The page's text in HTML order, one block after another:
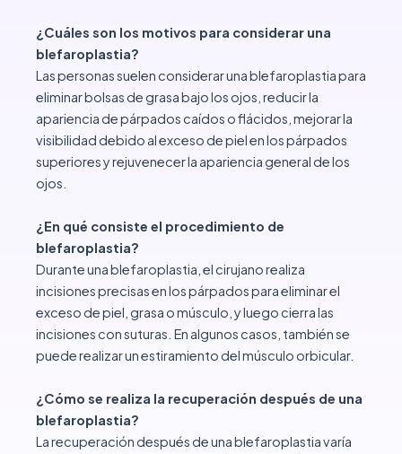
¿Cuáles son los motivos para considerar una
blefaroplastia?
Las personas suelen considerar una blefaroplastia para
eliminar bolsas de grasa bajo los ojos, reducir la
apariencia de párpados caídos o flácidos, mejorar la
visibilidad debido al exceso de piel en los párpados
superiores y rejuvenecer la apariencia general de los
ojos.
¿En qué consiste el procedimiento de
blefaroplastia?
Durante una blefaroplastia, el cirujano realiza
incisiones precisas en los párpados para eliminar el
exceso de piel, grasa o músculo, y luego cierra las
incisiones con suturas. En algunos casos, también se
puede realizar un estiramiento del músculo orbicular.
¿Cómo se realiza la recuperación después de una
blefaroplastia?
La recuperación después de una blefaroplastia varía